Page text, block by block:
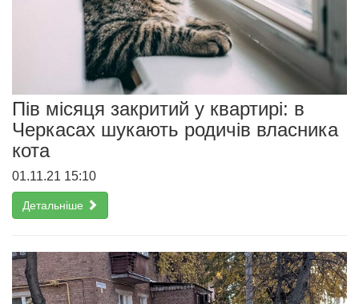
Пів місяця закритий у квартирі: в
Черкасах шукають родичів власника
кота
01.11.21 15:10
Детальніше